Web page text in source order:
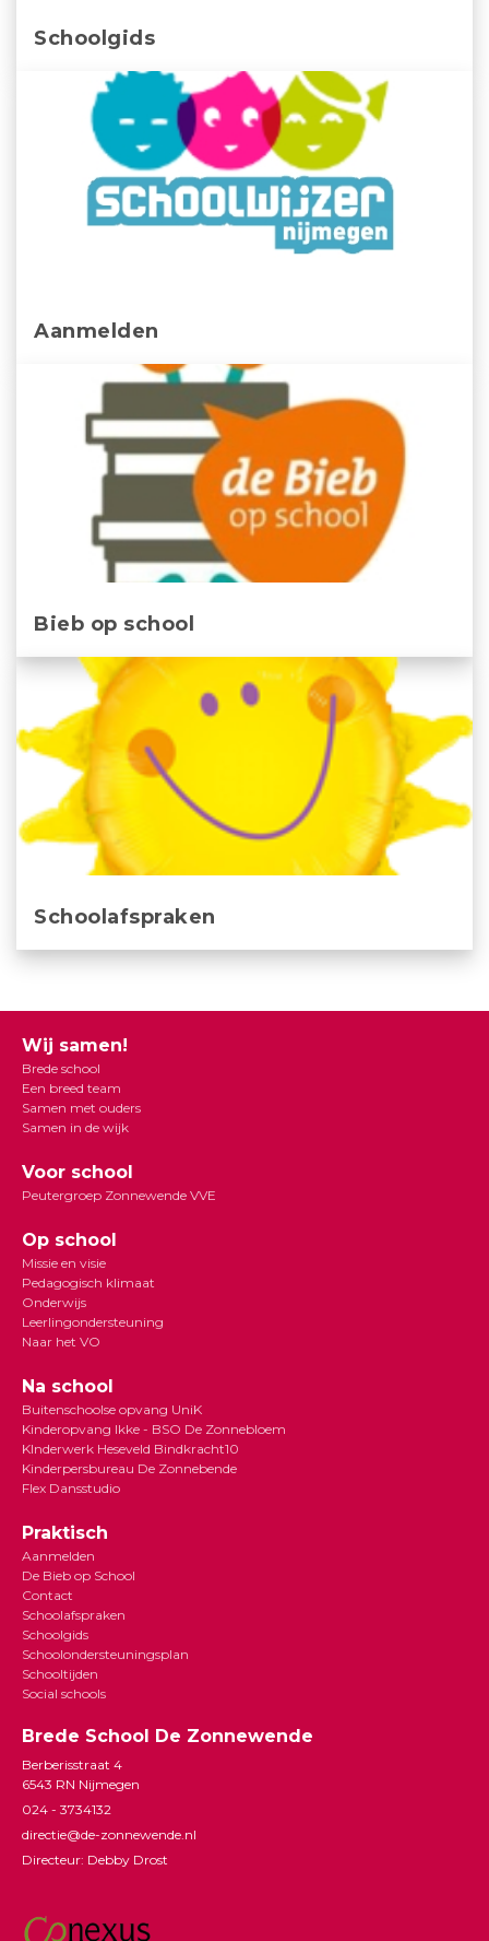
Schoolgids
Aanmelden
Bieb op school
Schoolafspraken
Wij samen!
Brede school
Een breed team
Samen met ouders
Samen in de wijk
Voor school
Peutergroep Zonnewende VVE
Op school
Missie en visie
Pedagogisch klimaat
Onderwijs
Leerlingondersteuning
Naar het VO
Na school
Buitenschoolse opvang UniK
Kinderopvang Ikke - BSO De Zonnebloem
KInderwerk Heseveld Bindkracht10
Kinderpersbureau De Zonnebende
Flex Dansstudio
Praktisch
Aanmelden
De Bieb op School
Contact
Schoolafspraken
Schoolgids
Schoolondersteuningsplan
Schooltijden
Social schools
Brede School De Zonnewende
Berberisstraat 4
6543 RN Nijmegen
024 - 3734132
directie@de-zonnewende.nl
Directeur: Debby Drost